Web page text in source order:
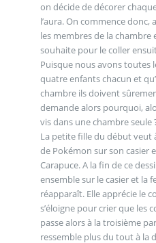
on décide de décorer
l’aura. On commence donc,
les membres de la chambre
souhaite pour le coller
Puisque nous avons toutes
quatre enfants chacun et
chambre ils doivent
demande alors pourquoi,
vis dans une chambre seule
La petite fille du début
de Pokémon sur son casier
Carapuce. A la fin de ce
ensemble sur le casier et la
réapparaît. Elle apprécie le
s’éloigne pour crier que les
passe alors à la troisième
ressemble plus du tout à la